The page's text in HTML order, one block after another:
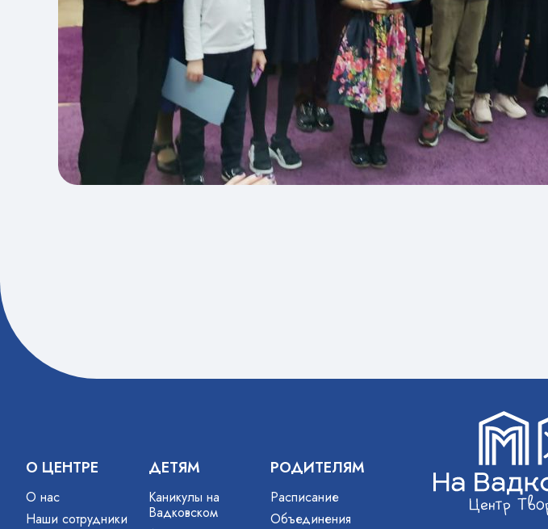
О ЦЕНТРЕ
О нас
Наши сотрудники
ДЕТЯМ
Каникулы на
Вадковском
РОДИТЕЛЯМ
Расписание
Объединения